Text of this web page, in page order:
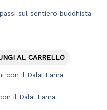
sul sentiero buddhista
AL CARRELLO
il Dalai Lama